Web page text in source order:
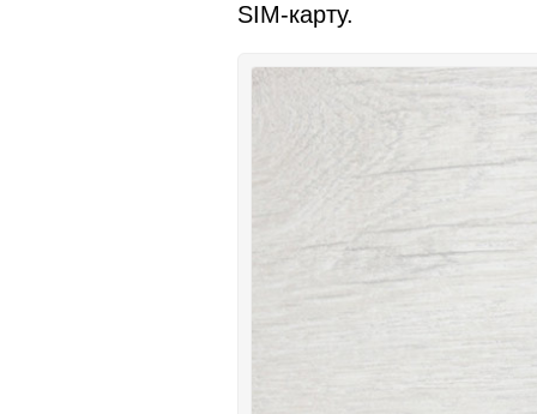
SIM-карту.